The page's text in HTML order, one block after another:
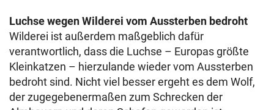
Luchse wegen Wilderei vom Aussterben bedroht
Wilderei ist außerdem maßgeblich dafür
verantwortlich, dass die Luchse – Europas größte
Kleinkatzen – hierzulande wieder vom Aussterben
bedroht sind. Nicht viel besser ergeht es dem Wolf,
der zugegebenermaßen zum Schrecken der